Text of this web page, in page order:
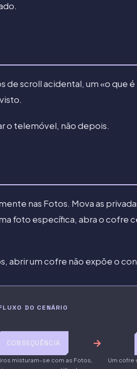
scroll acidental, um «o que é
o telemóvel, não depois.
nas Fotos. Mova as
foto específica, abra o cofre
abrir um cofre não expõe o
DO CENÁRIO
CONSEQUÊNCIA
misturam-se com as Fotos,
→
Um cofre